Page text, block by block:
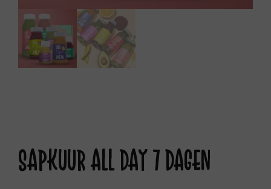
SAPKUUR ALL DAY 7 DAGEN